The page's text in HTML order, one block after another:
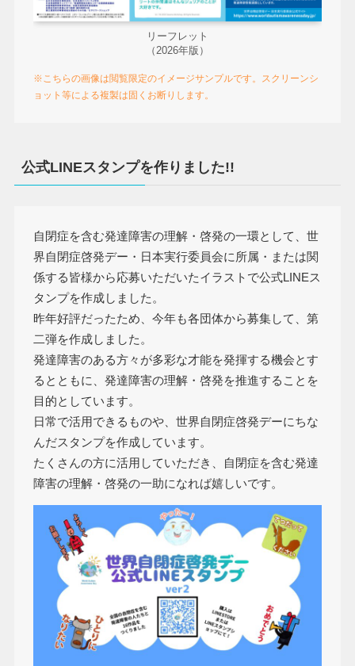
リーフレット
（2026年版）
※こちらの画像は閲覧限定のイメージサンプルです。スクリーンシ
ョット等による複製は固くお断りします。
公式LINEスタンプを作りました!!
自閉症を含む発達障害の理解・啓発の一環として、世
界自閉症啓発デー・日本実行委員会に所属・または関
係する皆様から応募いただいたイラストで公式LINEス
タンプを作成しました。
昨年好評だったため、今年も各団体から募集して、第
二弾を作成しました。
発達障害のある方々が多彩な才能を発揮する機会とす
るとともに、発達障害の理解・啓発を推進することを
目的としています。
日常で活用できるものや、世界自閉症啓発デーにちな
んだスタンプを作成しています。
たくさんの方に活用していただき、自閉症を含む発達
障害の理解・啓発の一助になれば嬉しいです。